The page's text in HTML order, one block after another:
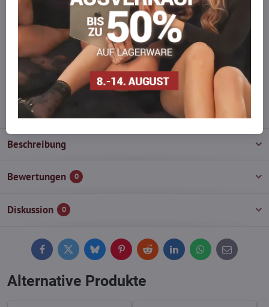
Möchten Sie mehr bestellen, als wir
auf Lager haben?
Zögern Sie nicht, uns zu kontaktieren, wir füllen die Ware für Sie
wieder auf!
info​@everlady​.eu
Beschreibung
Bewertungen 0
Diskussion 0
FacebookTwitterBlueskyPinterestReddit LinkedInWhatsApp
E-
mail
Alternative Produkte